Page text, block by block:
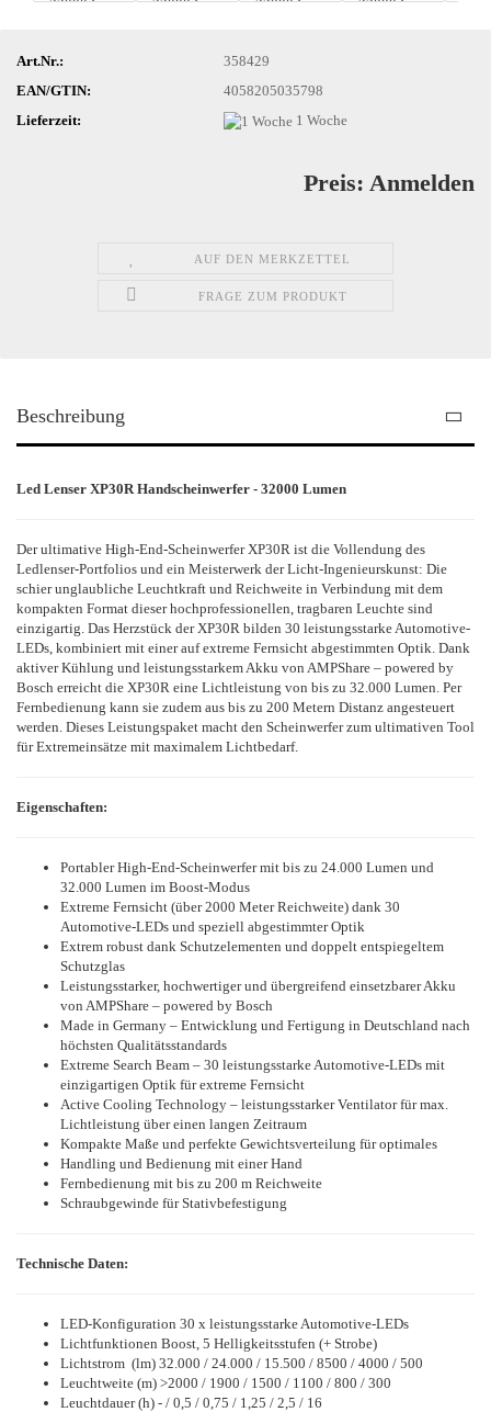
Art.Nr.:
358429
EAN/GTIN:
4058205035798
Lieferzeit:
1 Woche
Preis: Anmelden
AUF DEN MERKZETTEL
FRAGE ZUM PRODUKT
Beschreibung
Led Lenser XP30R Handscheinwerfer - 32000 Lumen
Der ultimative High-End-Scheinwerfer XP30R ist die Vollendung des
Ledlenser-Portfolios und ein Meisterwerk der Licht-Ingenieurskunst: Die
schier unglaubliche Leuchtkraft und Reichweite in Verbindung mit dem
kompakten Format dieser hochprofessionellen, tragbaren Leuchte sind
einzigartig. Das Herzstück der XP30R bilden 30 leistungsstarke Automotive-
LEDs, kombiniert mit einer auf extreme Fernsicht abgestimmten Optik. Dank
aktiver Kühlung und leistungsstarkem Akku von AMPShare – powered by
Bosch erreicht die XP30R eine Lichtleistung von bis zu 32.000 Lumen. Per
Fernbedienung kann sie zudem aus bis zu 200 Metern Distanz angesteuert
werden. Dieses Leistungspaket macht den Scheinwerfer zum ultimativen Tool
für Extremeinsätze mit maximalem Lichtbedarf.
Eigenschaften:
Portabler High-End-Scheinwerfer mit bis zu 24.000 Lumen und
32.000 Lumen im Boost-Modus
Extreme Fernsicht (über 2000 Meter Reichweite) dank 30
Automotive-LEDs und speziell abgestimmter Optik
Extrem robust dank Schutzelementen und doppelt entspiegeltem
Schutzglas
Leistungsstarker, hochwertiger und übergreifend einsetzbarer Akku
von AMPShare – powered by Bosch
Made in Germany – Entwicklung und Fertigung in Deutschland nach
höchsten Qualitätsstandards
Extreme Search Beam – 30 leistungsstarke Automotive-LEDs mit
einzigartigen Optik für extreme Fernsicht
Active Cooling Technology – leistungsstarker Ventilator für max.
Lichtleistung über einen langen Zeitraum
Kompakte Maße und perfekte Gewichtsverteilung für optimales
Handling und Bedienung mit einer Hand
Fernbedienung mit bis zu 200 m Reichweite
Schraubgewinde für Stativbefestigung
Technische Daten:
LED-Konfiguration 30 x leistungsstarke Automotive-LEDs
Lichtfunktionen Boost, 5 Helligkeitsstufen (+ Strobe)
Lichtstrom (lm) 32.000 / 24.000 / 15.500 / 8500 / 4000 / 500
Leuchtweite (m) >2000 / 1900 / 1500 / 1100 / 800 / 300
Leuchtdauer (h) - / 0,5 / 0,75 / 1,25 / 2,5 / 16